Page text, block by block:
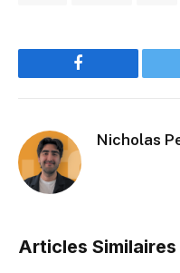
Facebook
Nicholas
Articles Similaires